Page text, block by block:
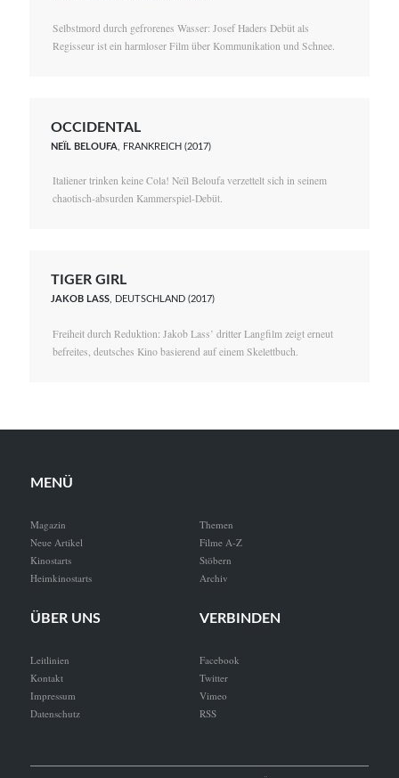
Selbstmord durch gefrorenes Wasser: Josef Haders Debüt als
Regisseur ist ein harmloser Film über Kommunikation und Schnee.
OCCIDENTAL
NEÏL BELOUFA , FRANKREICH (2017)
Italiener trinken keine Cola! Neïl Beloufa verzettelt sich in seinem
chaotisch-absurden Kammerspiel-Debüt.
TIGER GIRL
JAKOB LASS, DEUTSCHLAND (2017)
Freiheit durch Reduktion: Jakob Lass’ dritter Langfilm zeigt erneut
befreites, deutsches Kino basierend auf einem Skelettbuch.
MENÜ
Magazin
Neue Artikel
Kinostarts
Heimkinostarts
Themen
Filme A-Z
Stöbern
Archiv
ÜBER UNS
Leitlinien
Kontakt
Impressum
Datenschutz
VERBINDEN
Facebook
Twitter
Vimeo
RSS